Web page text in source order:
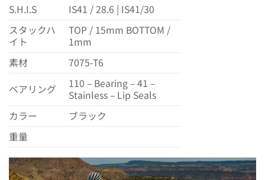
S.H.I.S
IS41 / 28.6 | IS41/30
スタックハ
イト
TOP / 15mm BOTTOM /
1mm
素材
7075-T6
ベアリング
110 – Bearing – 41 –
Stainless – Lip Seals
カラー
ブラック
重量